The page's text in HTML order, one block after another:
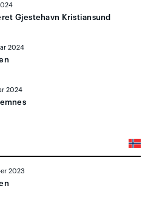
Gjestehavn Kristiansund
2024
2024
2023